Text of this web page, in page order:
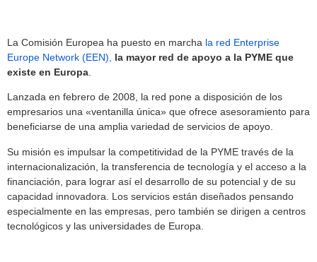
La Comisión Europea ha puesto en marcha la red Enterprise
Europe Network (EEN), la mayor red de apoyo a la PYME que
existe en Europa
Lanzada en febrero de 2008, la red pone a disposición de los
empresarios una «ventanilla única» que ofrece asesoramiento para
beneficiarse de una amplia variedad de servicios de apoyo.
Su misión es impulsar la competitividad de la PYME través de la
internacionalización, la transferencia de tecnología y el acceso a la
financiación, para lograr así el desarrollo de su potencial y de su
capacidad innovadora. Los servicios están diseñados pensando
especialmente en las empresas, pero también se dirigen a centros
tecnológicos y las universidades de Europa.